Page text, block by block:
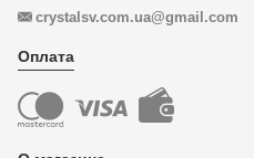
crystalsv.com.ua@gmail.com
Оплата